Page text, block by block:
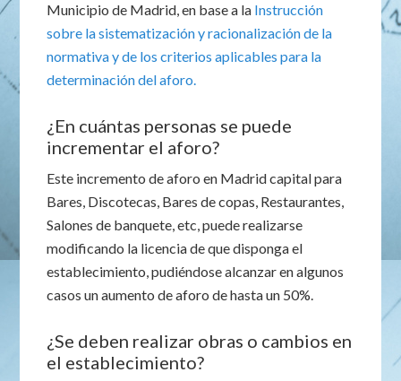
Municipio de Madrid, en base a la Instrucción
sobre la sistematización y racionalización de la
normativa y de los criterios aplicables para la
determinación del aforo.
¿En cuántas personas se puede
incrementar el aforo?
Este incremento de aforo en Madrid capital para
Bares, Discotecas, Bares de copas, Restaurantes,
Salones de banquete, etc, puede realizarse
modificando la licencia de que disponga el
establecimiento, pudiéndose alcanzar en algunos
casos un aumento de aforo de hasta un 50%.
¿Se deben realizar obras o cambios en
el establecimiento?